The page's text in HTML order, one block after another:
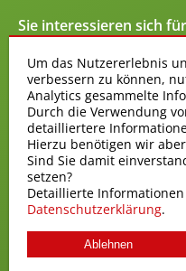
Sie interessieren sich
wünschen ein Angebot?
ANGEBOT ANFRAGEN
Datenschutz
Impressum
AGB
Um das Nutzererlebnis
verbessern zu können,
Analytics gesammelte
Durch die Verwendung
detailliertere
Hierzu benötigen wir
Sind Sie damit
setzen?
Detaillierte
Datenschutzerklärung.
Ablehnen